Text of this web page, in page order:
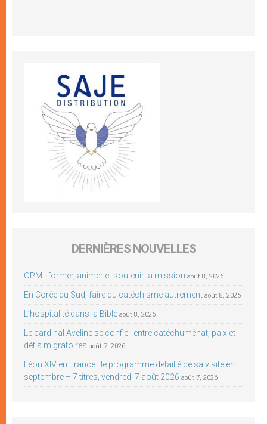
DERNIÈRES NOUVELLES
OPM : former, animer et soutenir la mission août 8, 2026
En Corée du Sud, faire du catéchisme autrement août 8, 2026
L’hospitalité dans la Bible août 8, 2026
Le cardinal Aveline se confie : entre catéchuménat, paix et
défis migratoires août 7, 2026
Léon XIV en France : le programme détaillé de sa visite en
septembre – 7 titres, vendredi 7 août 2026 août 7, 2026